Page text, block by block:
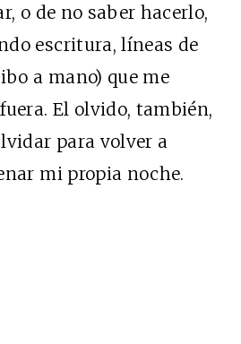
o de no saber hacerlo,
escritura, líneas de
a mano) que me
El olvido, también,
para volver a
mi propia noche.